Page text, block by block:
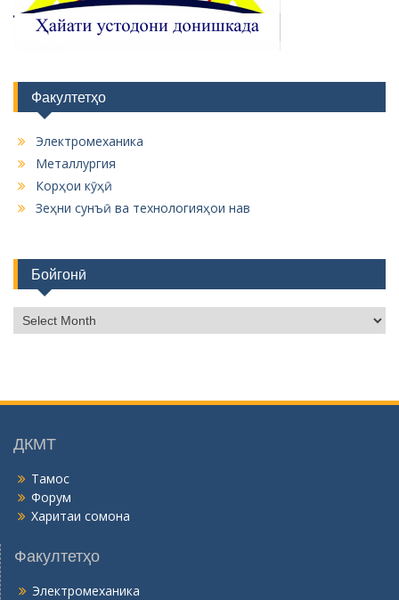
Факултетҳо
Электромеханика
Металлургия
Корҳои кӯҳӣ
Зеҳни сунъӣ ва технологияҳои нав
Бойгонӣ
о
н
ДКМТ
Тамос
Форум
Харитаи сомона
Факултетҳо
Электромеханика